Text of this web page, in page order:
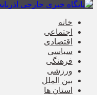
خانه
اجتماعی
اقتصادی
سیاسی
فرهنگی
ورزشی
بین الملل
استان ها